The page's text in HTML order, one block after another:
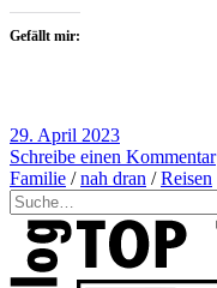
Gefällt mir:
29. April 2023
Schreibe einen Kommentar
Familie /nah dran /Reisen
Suche